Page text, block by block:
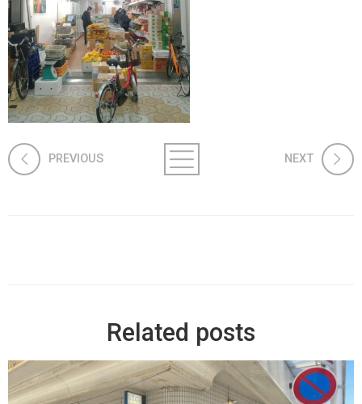
PREVIOUS NEXT
Related posts